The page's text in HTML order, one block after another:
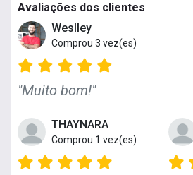
Avaliações dos clientes
Weslley
Comprou 3 vez(es)
"Muito bom!"
THAYNARA
Comprou 1 vez(es)